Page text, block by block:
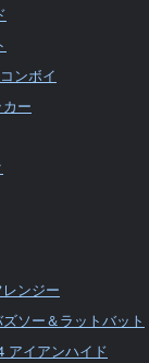
ンボイ
ー
ンジー
ソー＆ラットバット
アイアンハイド